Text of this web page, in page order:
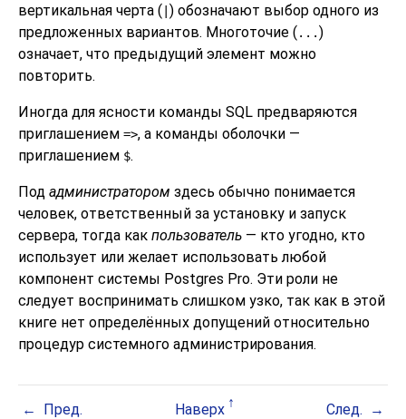
вертикальная черта ( ) обозначают выбор одного из
предложенных вариантов. Многоточие (...)
означает, что предыдущий элемент можно
повторить.
Иногда для ясности команды SQL предваряются
приглашением =>, а команды оболочки —
приглашением $.
Под администратором здесь обычно понимается
человек, ответственный за установку и запуск
сервера, тогда как пользователь — кто угодно, кто
использует или желает использовать любой
компонент системы Postgres Pro. Эти роли не
следует воспринимать слишком узко, так как в этой
книге нет определённых допущений относительно
процедур системного администрирования.
Пред. Наверх
След.